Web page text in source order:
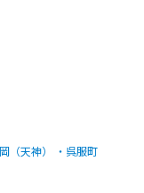
（天神）
呉服町